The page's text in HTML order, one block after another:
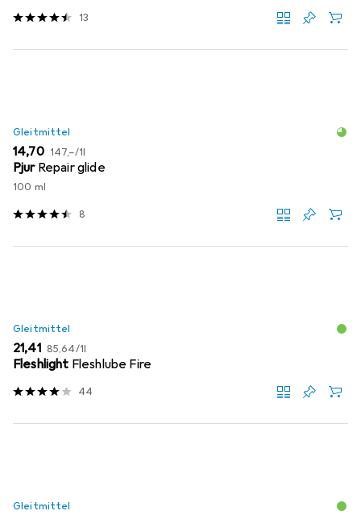
13
Gleitmittel
EUR
14,70 EUR
147,–/1l
Pjur Repair glide
100 ml
8
Gleitmittel
EUR
21,41 EUR
85,64/1l
Fleshlight Fleshlube Fire
44
Gleitmittel